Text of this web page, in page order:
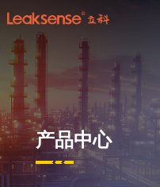
产品中心